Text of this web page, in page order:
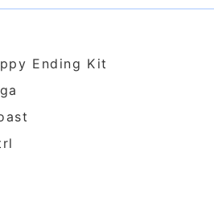
Ending Kit